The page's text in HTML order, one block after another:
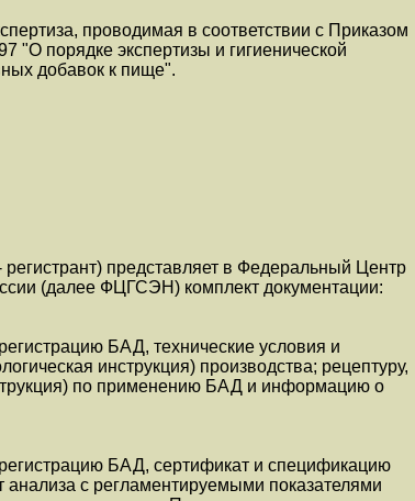
проводимая в соответствии с Приказом
"О порядке экспертизы и гигиенической
добавок к пище".
представляет в Федеральный Центр
(далее ФЦГСЭН) комплект документации:
БАД, технические условия и
инструкция) производства; рецептуру,
по применению БАД и информацию о
БАД, сертификат и спецификацию
с регламентируемыми показателями